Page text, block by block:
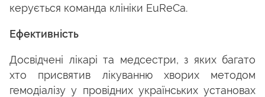
керується команда клініки EuReCa.
Ефективність
Досвідчені лікарі та медсестри, з яких багато
хто присвятив лікуванню хворих методом
гемодіалізу у провідних українських установах